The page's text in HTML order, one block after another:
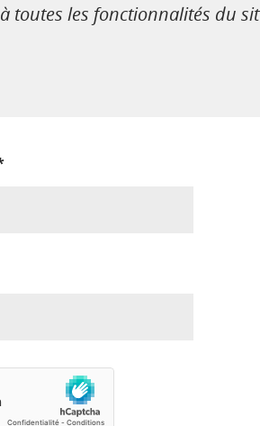
toutes les fonctionnalités du